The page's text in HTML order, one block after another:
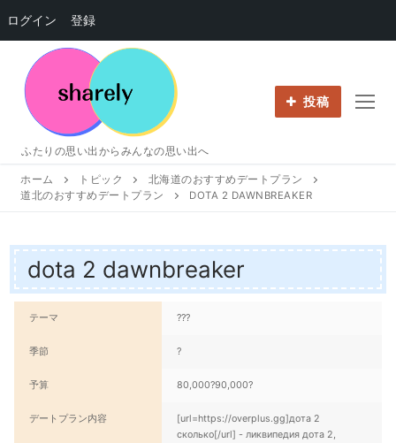
ログイン 登録
プ
ふたりの思い出からみんなの思い出へ
投稿
ホーム トピック
北海道のおすすめデートプラン
道北のおすすめデートプラン
DOTA 2 DAWNBREAKER
dota 2 dawnbreaker
テーマ ???
季節 ?
予算 80,000?90,000?
デートプラン内容
[url=https://overplus.gg]дота 2
сколько[/url] - ликвипедия дота 2,